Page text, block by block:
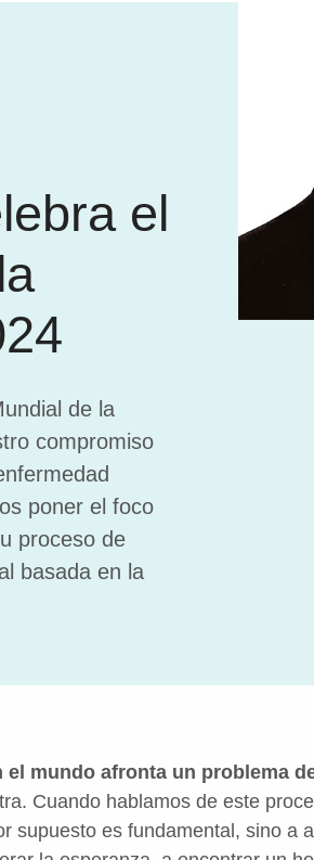
el
de la
compromiso
poner el foco
proceso de
basada en la
el mundo afronta un problema
Cuando hablamos de este
supuesto es fundamental, sino a